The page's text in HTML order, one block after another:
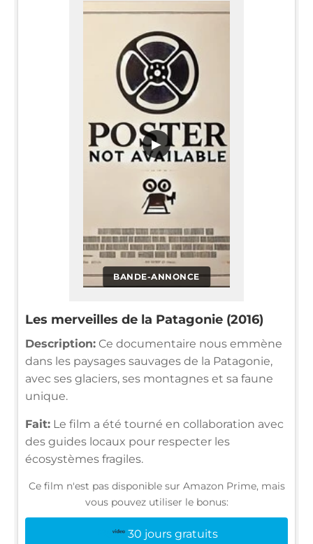
BANDE-ANNONCE
▶
Les merveilles de la Patagonie (2016)
Description: Ce documentaire nous emmène
dans les paysages sauvages de la Patagonie,
avec ses glaciers, ses montagnes et sa faune
unique.
Fait: Le film a été tourné en collaboration avec
des guides locaux pour respecter les
écosystèmes fragiles.
Ce film n'est pas disponible sur Amazon Prime, mais
vous pouvez utiliser le bonus:
30 jours gratuits